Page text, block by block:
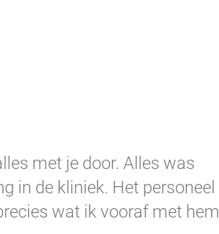
met je door. Alles was
in de kliniek. Het personeel
wat ik vooraf met hem